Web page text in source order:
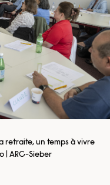
retraite, un temps à vivre
| ARC-Sieber